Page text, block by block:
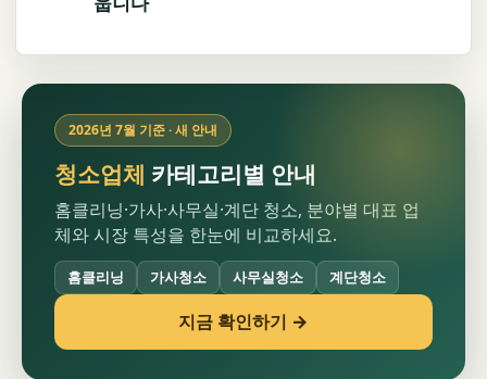
2026년 7월 기준 · 새 안내
청소업체 카테고리별 안내
홈클리닝·가사·사무실·계단 청소, 분야별 대표 업
체와 시장 특성을 한눈에 비교하세요.
홈클리닝 가사청소 사무실청소 계단청소
지금 확인하기 →